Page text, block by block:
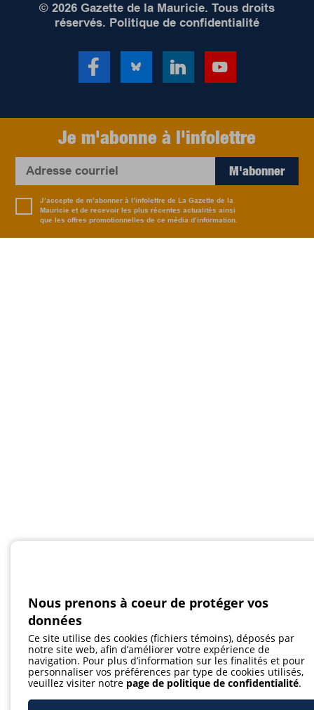
© 2026 Gazette de la Mauricie. Tous droits
réservés. Politique de confidentialité
Je m'abonne à l'infolettre
M'abonner
J’accepte de m’abonner à l’infolettre de La Gazette de la
Mauricie et de recevoir les plus récentes actualités ainsi
que les offres promotionnelles de ce média d’information.
Nous prenons à coeur de protéger vos
données
Ce site utilise des cookies (fichiers témoins), déposés par
notre site web, afin d’améliorer votre expérience de
navigation. Pour plus d’information sur les finalités et pour
personnaliser vos préférences par type de cookies utilisés,
veuillez visiter notre page de politique de confidentialité.